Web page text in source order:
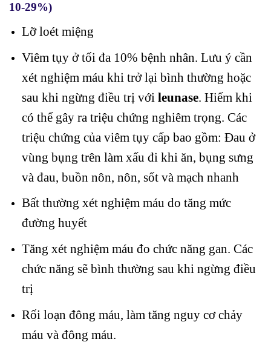
10-29%)
Lỡ loét miệng
Viêm tụy ở tối đa 10% bệnh nhân. Lưu ý cần
xét nghiệm máu khi trở lại bình thường hoặc
sau khi ngừng điều trị với leunase. Hiếm khi
có thể gây ra triệu chứng nghiêm trọng. Các
triệu chứng của viêm tụy cấp bao gồm: Đau ở
vùng bụng trên làm xấu đi khi ăn, bụng sưng
và đau, buồn nôn, nôn, sốt và mạch nhanh
Bất thường xét nghiệm máu do tăng mức
đường huyết
Tăng xét nghiệm máu đo chức năng gan. Các
chức năng sẽ bình thường sau khi ngừng điều
trị
Rối loạn đông máu, làm tăng nguy cơ chảy
máu và đông máu.